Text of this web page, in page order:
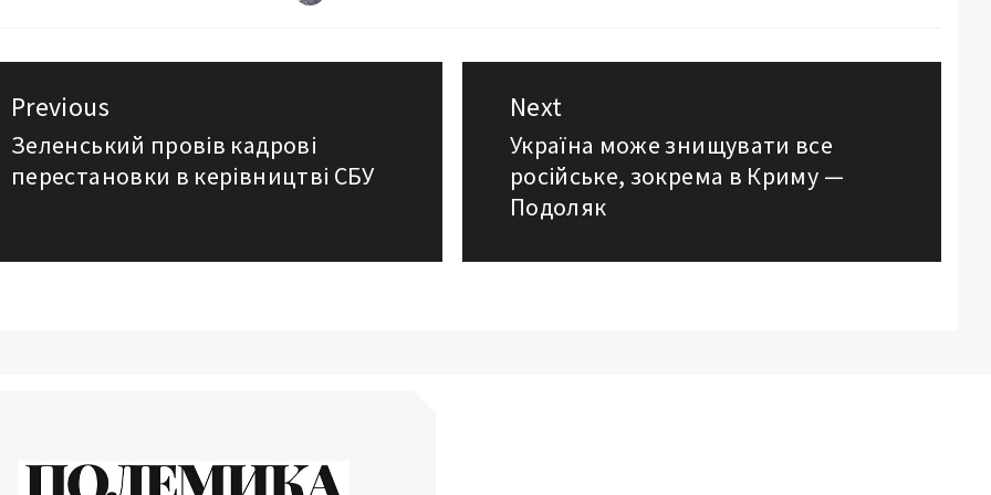
Previous
Previous
post:
Зеленський провів кадрові
перестановки в керівництві СБУ
Next
Next
post:
Україна може знищувати все
російське, зокрема в Криму —
Подоляк